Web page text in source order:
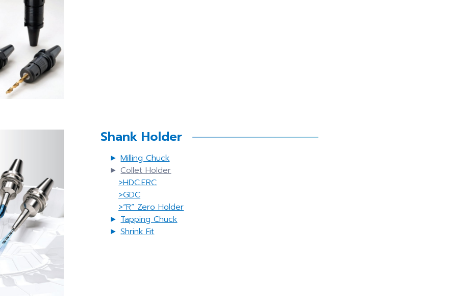
Shank Holder
►Milling Chuck
►Collet Holder
>HDC.ERC
>GDC
>“R” Zero Holder
►Tapping Chuck
►Shrink Fit